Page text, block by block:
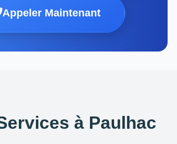
Appeler Maintenant
à Paulhac